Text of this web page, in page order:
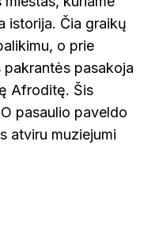
istorija. Čia graikų
o prie
pasakoja
Afroditę. Šis
pasaulio paveldo
atviru muziejumi